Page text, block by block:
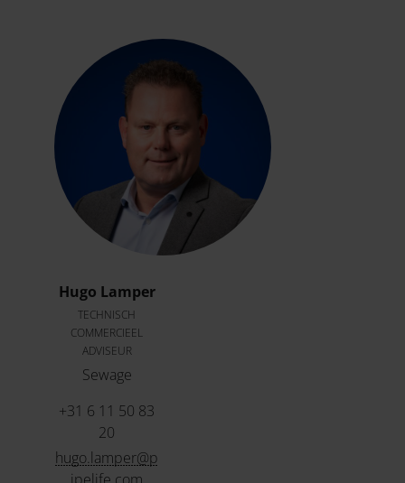
Hugo Lamper
TECHNISCH
COMMERCIEEL
ADVISEUR
Sewage
+31 6 11 50 83
20
hugo.lamper@p